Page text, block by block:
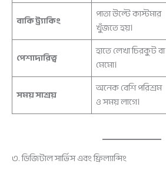
বাকি ট্র্যাকিং
পাতা উল্টে কাস্টমার
খুঁজতে হয়।
পেশাদারিত্ব
হাতে লেখা চিরকুট বা
মেমো।
সময় সাশ্রয়
অনেক বেশি পরিশ্রম
ও সময় লাগে।
৩. ডিজিটাল সার্ভিস এবং ফ্রিল্যান্সিং